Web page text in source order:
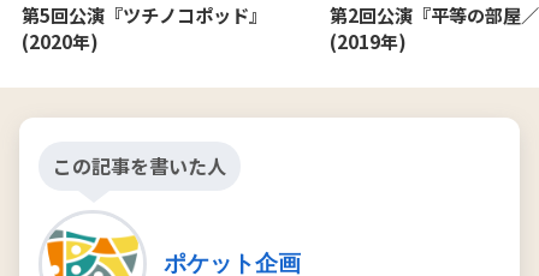
第5回公演『ツチノコポッド』
(2020年)
第2回公演『平等の部屋
(2019年)
この記事を書いた人
ポケット企画